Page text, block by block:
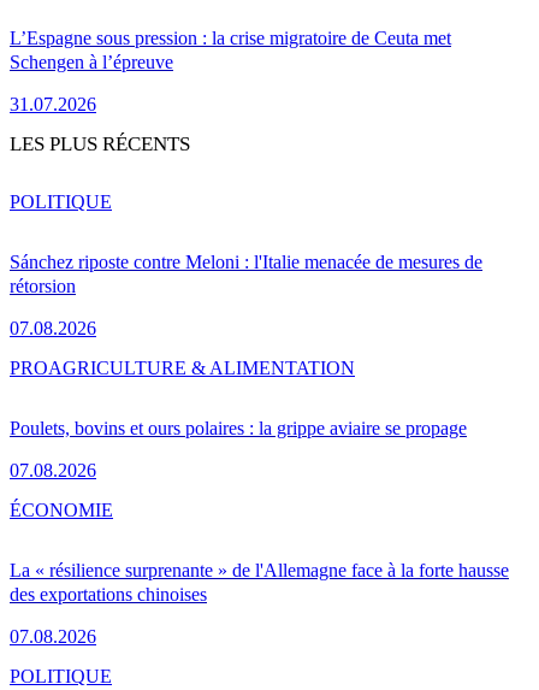
L’Espagne sous pression : la crise migratoire de Ceuta met
Schengen à l’épreuve
31.07.2026
LES PLUS RÉCENTS
Sánchez riposte contre Meloni : l'Italie menacée de mesures de
rétorsion
07.08.2026
POLITIQUE
Poulets, bovins et ours polaires : la grippe aviaire se propage
07.08.2026
PROAGRICULTURE & ALIMENTATION
La « résilience surprenante » de l'Allemagne face à la forte hausse
des exportations chinoises
07.08.2026
ÉCONOMIE
POLITIQUE